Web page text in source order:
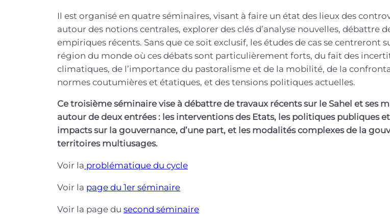
Il est organisé en quatre séminaires, visant à faire un état des lieux des
autour des notions centrales, explorer des clés d’analyse nouvelles, débattre
empiriques récents. Sans que ce soit exclusif, les études de cas se centreront
région du monde où ces débats sont particulièrement forts, du fait des
climatiques, de l’importance du pastoralisme et de la mobilité, de la
normes coutumières et étatiques, et des tensions politiques actuelles.
Ce troisième séminaire vise à débattre de travaux récents sur le Sahel et ses
autour de deux entrées : les interventions des Etats, les politiques publiques
impacts sur la gouvernance, d’une part, et les modalités complexes de la
territoires multiusages.
Voir la problématique du cycle
Voir la page du 1er séminaire
Voir la page du second séminaire